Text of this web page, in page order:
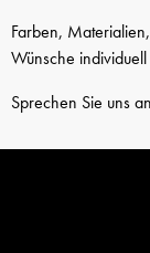
Farben,
Wünsche
Sprechen Sie uns